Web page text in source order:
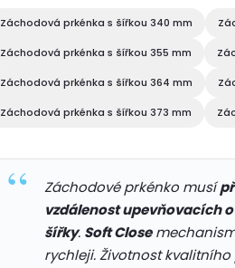
Záchodová prkénka s šířkou 340 mm
Záchodová prkénka s šířkou 355 mm
Záchodová prkénka s šířkou 364 mm
Záchodová prkénka s šířkou 373 mm
Záchodové prkénko musí
vzdálenost upevňovacích
šířky. Soft Close
rychleji. Životnost